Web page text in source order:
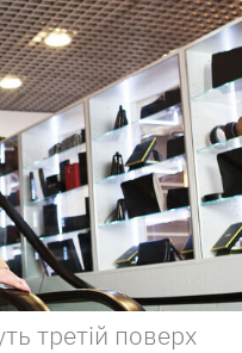
третій поверх